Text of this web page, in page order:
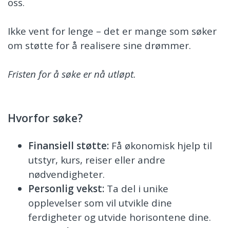
Ikke vent for lenge – det er mange som søker
om støtte for å realisere sine drømmer.
Fristen for å søke er nå utløpt.
Hvorfor søke?
Finansiell støtte: Få økonomisk hjelp til
utstyr, kurs, reiser eller andre
nødvendigheter.
Personlig vekst: Ta del i unike
opplevelser som vil utvikle dine
ferdigheter og utvide horisontene dine.